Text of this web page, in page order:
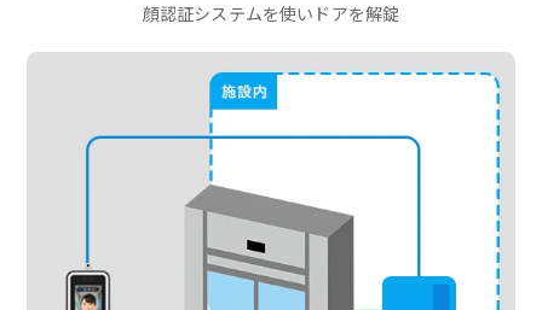
顔認証システムを使いドアを解錠